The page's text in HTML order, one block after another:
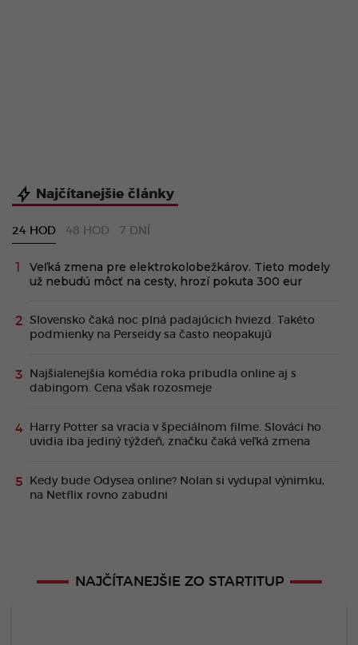
Najčítanejšie články
24 HOD 48 HOD 7 DNÍ
Veľká zmena pre elektrokolobežkárov. Tieto modely
už nebudú môcť na cesty, hrozí pokuta 300 eur
Slovensko čaká noc plná padajúcich hviezd. Takéto
podmienky na Perseidy sa často neopakujú
Najšialenejšia komédia roka pribudla online aj s
dabingom. Cena však rozosmeje
Harry Potter sa vracia v špeciálnom filme. Slováci ho
uvidia iba jediný týždeň, značku čaká veľká zmena
Kedy bude Odysea online? Nolan si vydupal výnimku,
na Netflix rovno zabudni
NAJČÍTANEJŠIE ZO STARTITUP